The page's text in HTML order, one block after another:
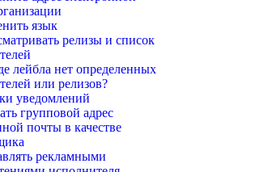
язык
релизы и список
лейбла нет определенных
или релизов?
уведомлений
групповой адрес
почты в качестве
рекламными